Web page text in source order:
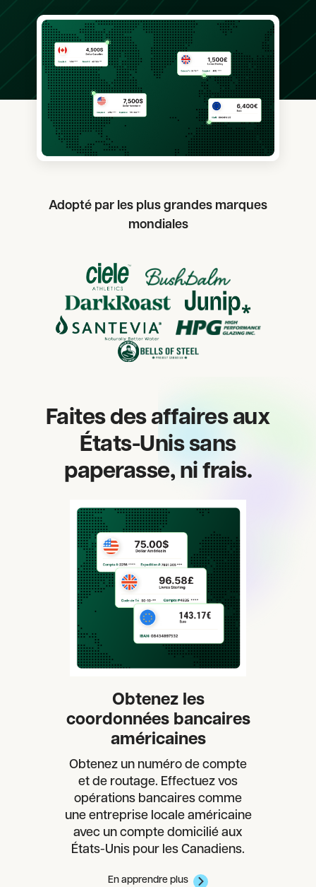
Adopté par les plus grandes marques
mondiales
Faites des affaires aux
États-Unis sans
paperasse, ni frais.
Obtenez les
coordonnées bancaires
américaines
Obtenez un numéro de compte
et de routage. Effectuez vos
opérations bancaires comme
une entreprise locale américaine
avec un compte domicilié aux
États-Unis pour les Canadiens.
En apprendre plus